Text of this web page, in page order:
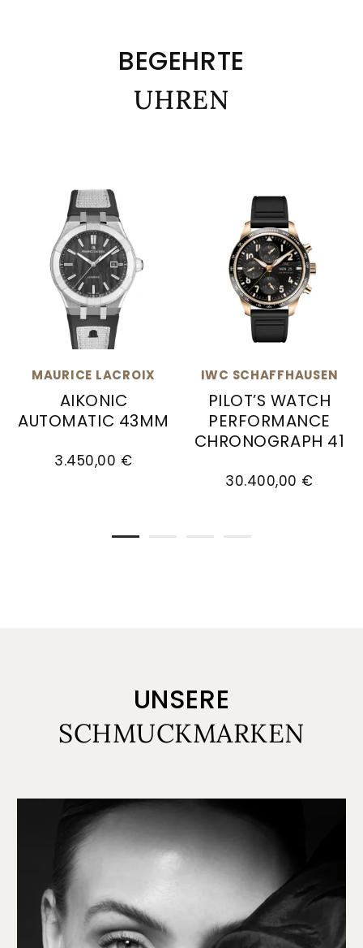
BEGEHRTE
UHREN
MAURICE LACROIX
AIKONIC
AUTOMATIC 43MM
Maurice Lacroix Aikonic Automatic 43mm,
3.450,00 €
IWC SCHAFFHAUSEN
PILOT’S WATCH
PERFORMANCE
CHRONOGRAPH 41
30.400,00 €
UNSERE
SCHMUCKMARKEN